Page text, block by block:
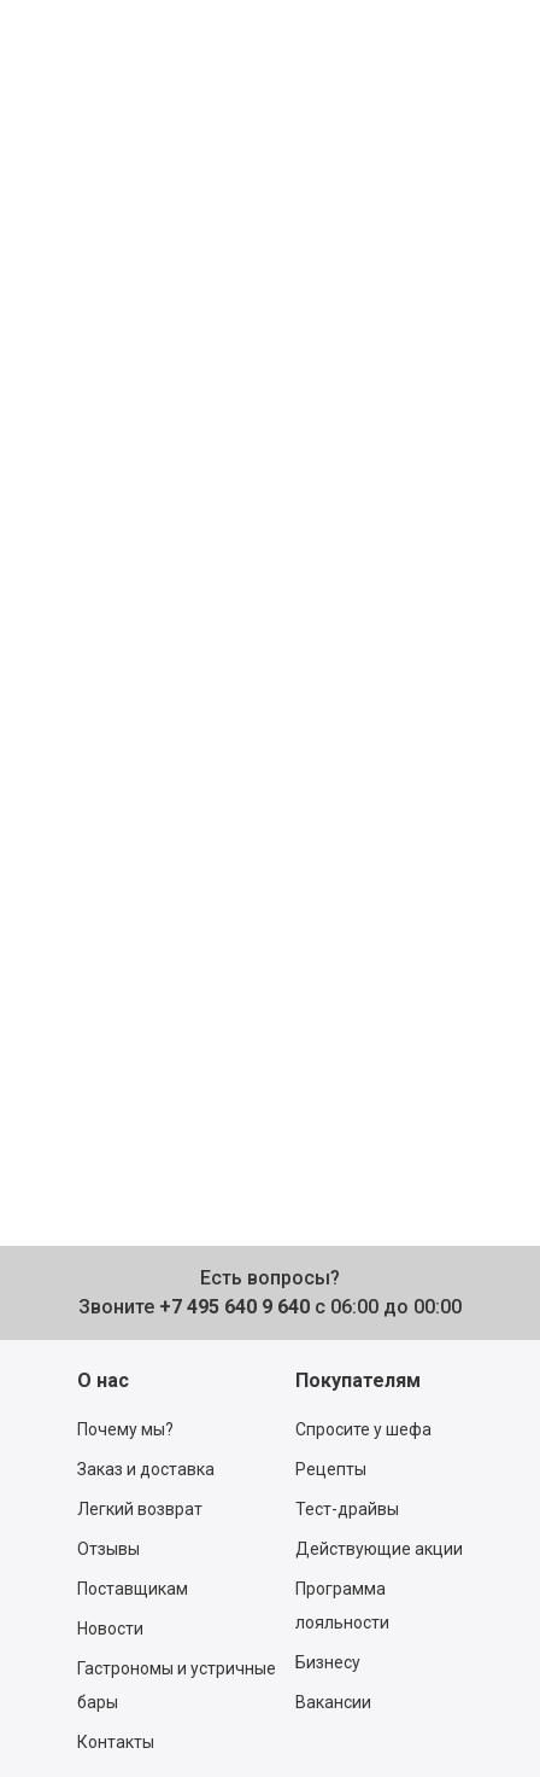
Есть вопросы?
Звоните +7 495 640 9 640 с 06:00 до 00:00
О нас
Почему мы?
Заказ и доставка
Легкий возврат
Отзывы
Поставщикам
Новости
Гастрономы и устричные
бары
Контакты
Покупателям
Спросите у шефа
Рецепты
Тест-драйвы
Действующие акции
Программа
лояльности
Бизнесу
Вакансии